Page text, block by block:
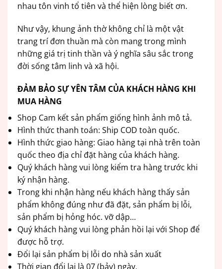
nhau tôn vinh tổ tiên và thể hiện lòng biết ơn.
Như vậy, khung ảnh thờ không chỉ là một vật
trang trí đơn thuần mà còn mang trong mình
những giá trị tinh thần và ý nghĩa sâu sắc trong
đời sống tâm linh và xã hội.
ĐẢM BẢO SỰ YÊN TÂM CỦA KHÁCH HÀNG KHI
MUA HÀNG
Shop Cam kết sản phẩm giống hình ảnh mô tả.
Hình thức thanh toán: Ship COD toàn quốc.
Hình thức giao hàng: Giao hàng tại nhà trên toàn
quốc theo địa chỉ đặt hàng của khách hàng.
Quý khách hàng vui lòng kiểm tra hàng trước khi
ký nhận hàng.
Trong khi nhận hàng nếu khách hàng thấy sản
phẩm không đúng như đã đặt, sản phẩm bị lỗi,
sản phẩm bị hỏng hóc. vỡ dập…
Quý khách hàng vui lòng phản hồi lại với Shop để
được hỗ trợ.
Đổi lại sản phẩm bị lỗi do nhà sản xuất
Thời gian đổi lại là 07 (bảy) ngày.